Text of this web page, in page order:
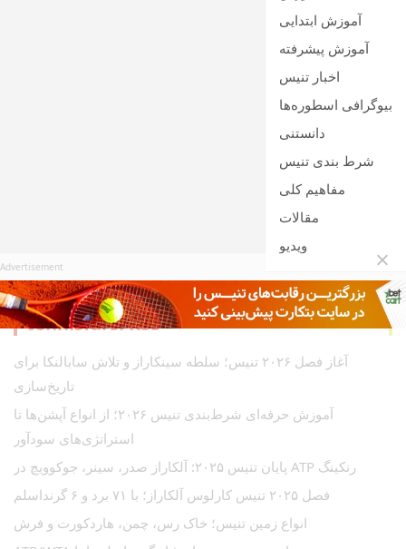
آموزش ابتدایی
آموزش پیشرفته
اخبار تنیس
بیوگرافی اسطوره‌ها
دانستنی
شرط بندی تنیس
مفاهیم کلی
مقالات
ویدیو
tennisfarsi
آغاز فصل ۲۰۲۶ تنیس؛ سلطه سینکاراز و تلاش سابالنکا برای
تاریخ‌سازی
آموزش حرفه‌ای شرط‌بندی تنیس ۲۰۲۶؛ از انواع آپشن‌ها تا
استراتژی‌های سودآور
رنکینگ ATP پایان تنیس ۲۰۲۵: آلکاراز صدر، سینر، جوکوویچ در
فصل ۲۰۲۵ تنیس کارلوس آلکاراز؛ با ۷۱ برد و ۶ گرنداسلم
انواع زمین تنیس؛ خاک رس، چمن، هاردکورت و فرش
Advertisement